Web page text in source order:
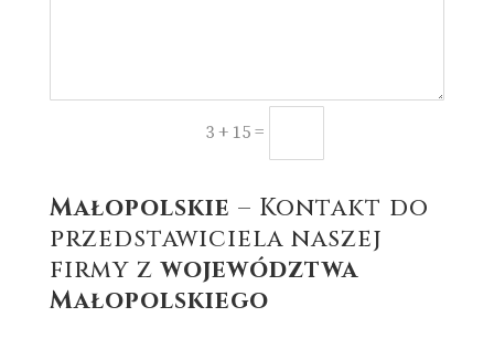
3 + 15 =
Małopolskie – Kontakt do
przedstawiciela naszej
firmy zwojewództwa
Małopolskiego